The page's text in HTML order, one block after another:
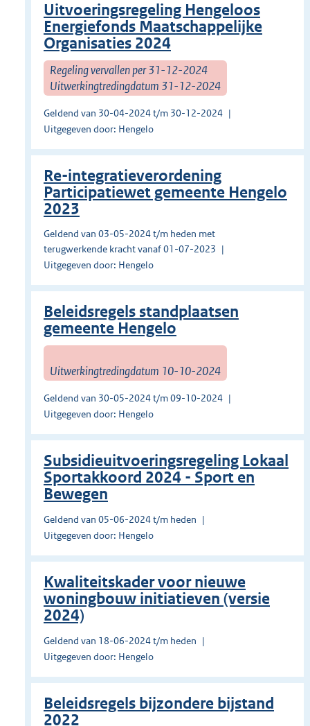
Uitvoeringsregeling Hengeloos
Energiefonds Maatschappelijke
Organisaties 2024
Regeling vervallen per 31-12-2024
Uitwerkingtredingdatum 31-12-2024
Geldend van 30-04-2024 t/m 30-12-2024
Uitgegeven door: Hengelo
Re-integratieverordening
Participatiewet gemeente Hengelo
2023
Geldend van 03-05-2024 t/m heden met
terugwerkende kracht vanaf 01-07-2023
Uitgegeven door: Hengelo
Beleidsregels standplaatsen
gemeente Hengelo
Uitwerkingtredingdatum 10-10-2024
Geldend van 30-05-2024 t/m 09-10-2024
Uitgegeven door: Hengelo
Subsidieuitvoeringsregeling Lokaal
Sportakkoord 2024 - Sport en
Bewegen
Geldend van 05-06-2024 t/m heden
Uitgegeven door: Hengelo
Kwaliteitskader voor nieuwe
woningbouw initiatieven (versie
2024)
Geldend van 18-06-2024 t/m heden
Uitgegeven door: Hengelo
Beleidsregels bijzondere bijstand
2022